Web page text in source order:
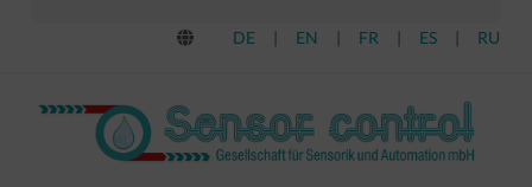
DE | EN | FR | ES | RU